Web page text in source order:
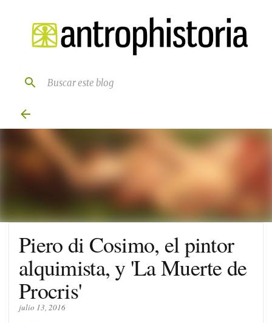
Ir al contenido principal
Piero di Cosimo, el pintor
alquimista, y 'La Muerte de
Procris'
julio 13, 2016